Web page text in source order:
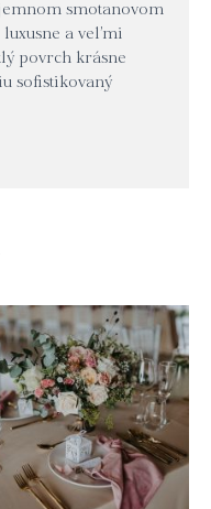
smotanovom
a veľmi
povrch krásne
sofistikovaný